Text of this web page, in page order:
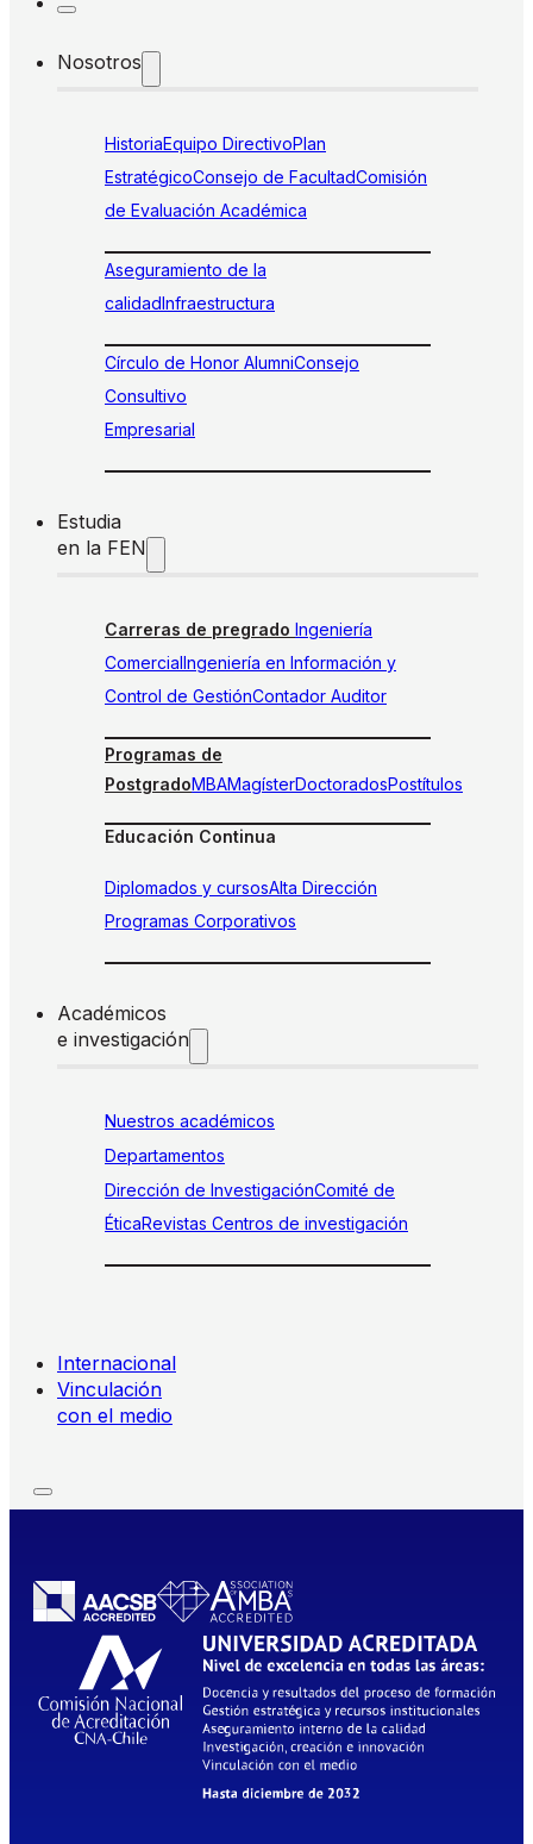
Nosotros
HistoriaEquipo DirectivoPlan
EstratégicoConsejo de FacultadComisión
de Evaluación Académica
Aseguramiento de la
calidadInfraestructura
Círculo de Honor AlumniConsejo
Consultivo
Empresarial
Estudia
en la FEN
Carreras de pregrado Ingeniería
ComercialIngeniería en Información y
Control de GestiónContador Auditor
Programas de
PostgradoMBAMagísterDoctoradosPostítulos
Educación Continua
Diplomados y cursosAlta Dirección
Programas Corporativos
Académicos
e investigación
Nuestros académicos
Departamentos
Dirección de InvestigaciónComité de
ÉticaRevistas Centros de investigación
Internacional
Vinculación
con el medio